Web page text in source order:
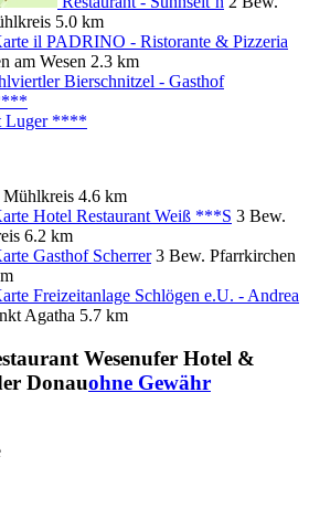
5.0 km
il PADRINO - Ristorante & Pizzeria
am Wesen 2.3 km
Luger ****
4.6 km
Hotel Restaurant Weiß ***S 3 Bew.
6.2 km
Gasthof Scherrer 3 Bew. Pfarrkirchen
Freizeitanlage Schlögen e.U. - Andrea
Agatha 5.7 km
Wesenufer Hotel &
Donauohne Gewähr